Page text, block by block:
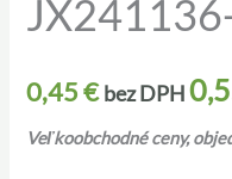
0,45€ bez DPH
Veľkoobchodné ceny,
JX241136-